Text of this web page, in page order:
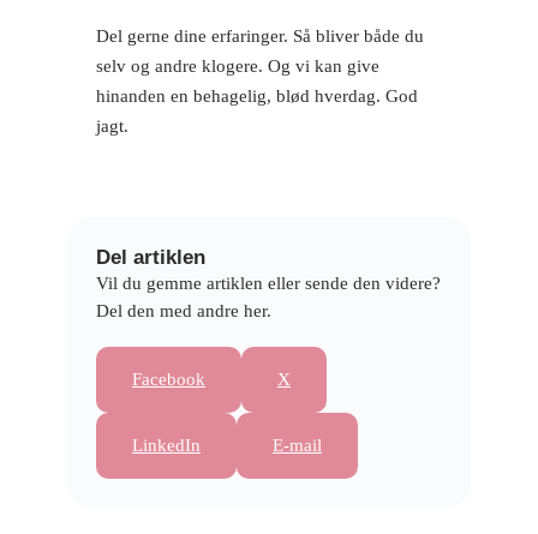
Del gerne dine erfaringer. Så bliver både du
selv og andre klogere. Og vi kan give
hinanden en behagelig, blød hverdag. God
jagt.
Del artiklen
Vil du gemme artiklen eller sende den videre?
Del den med andre her.
Facebook X
LinkedIn E-mail